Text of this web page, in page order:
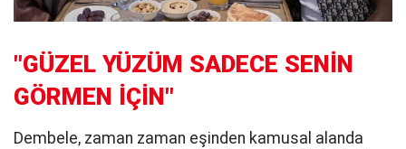
"GÜZEL YÜZÜM SADECE SENİN
GÖRMEN İÇİN"
Dembele, zaman zaman eşinden kamusal alanda